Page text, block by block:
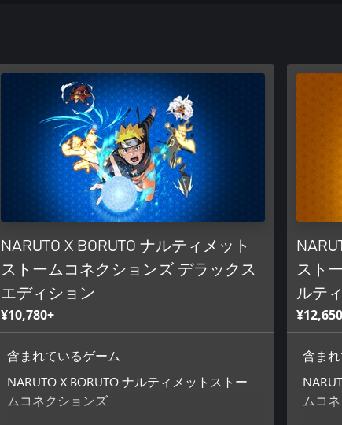
NARUTO X BORUTO ナルティメット
ストームコネクションズ デラックス
エディション
¥10,780+
含まれているゲーム
NARUTO X BORUTO ナルティメットストー
ムコネクションズ
スト
ルテ
含ま
ムコ